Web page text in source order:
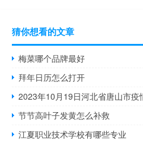
猜你想看的文章
梅菜哪个品牌最好
拜年日历怎么打开
节节高叶子发黄怎么补救
江夏职业技术学校有哪些专业